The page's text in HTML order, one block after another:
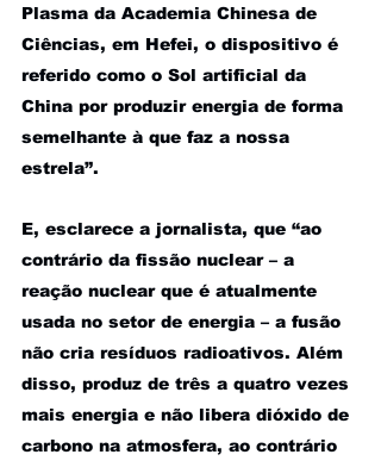
Plasma da Academia Chinesa de
Ciências, em Hefei, o dispositivo é
referido como o Sol artificial da
China por produzir energia de forma
semelhante à que faz a nossa
estrela”.
E, esclarece a jornalista, que “ao
contrário da fissão nuclear – a
reação nuclear que é atualmente
usada no setor de energia – a fusão
não cria resíduos radioativos. Além
disso, produz de três a quatro vezes
mais energia e não libera dióxido de
carbono na atmosfera, ao contrário